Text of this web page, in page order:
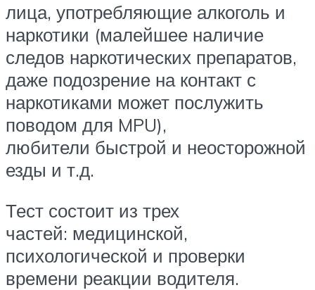
лица, употребляющие алкоголь и
наркотики (малейшее наличие
следов наркотических препаратов,
даже подозрение на контакт с
наркотиками может послужить
поводом для MPU),
любители быстрой и неосторожной
езды и т.д.
Тест состоит из трех
частей: медицинской,
психологической и проверки
времени реакции водителя.